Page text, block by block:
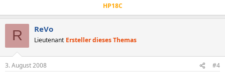
HP18C
R ReVo
Lieutenant Ersteller dieses Themas
3. August 2008 #4